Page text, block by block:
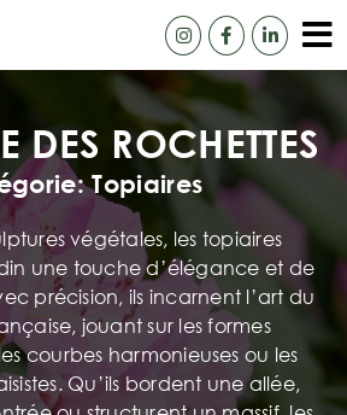
Ils
DES ROCHETTES
Topiaires
végétales, les topiaires
une touche d’élégance et de
précision, ils incarnent l’art du
jouant sur les formes
courbes harmonieuses ou les
Qu’ils bordent une allée,